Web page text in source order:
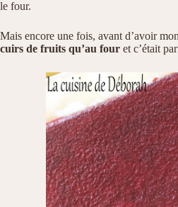
le four.
Mais encore une fois, avant d’avoir
cuirs de fruits qu’au four et c’était